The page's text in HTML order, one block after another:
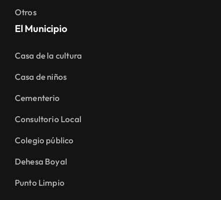
Otros
El Municipio
Casa de la cultura
Casa de niños
Cementerio
Consultorio Local
Colegio público
Dehesa Boyal
Punto Limpio